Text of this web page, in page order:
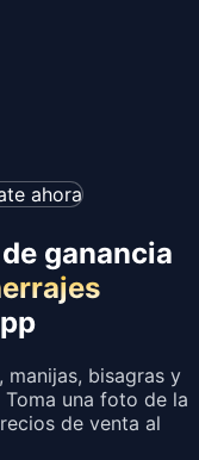
ahora
ganancia
manijas, bisagras y
una foto de la
de venta al